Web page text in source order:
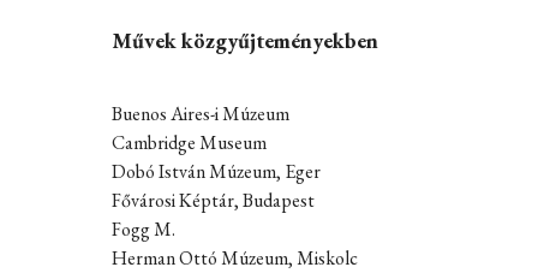
Művek közgyűjteményekben
Buenos Aires-i Múzeum
Cambridge Museum
Dobó István Múzeum, Eger
Fővárosi Képtár, Budapest
Fogg M.
Herman Ottó Múzeum, Miskolc